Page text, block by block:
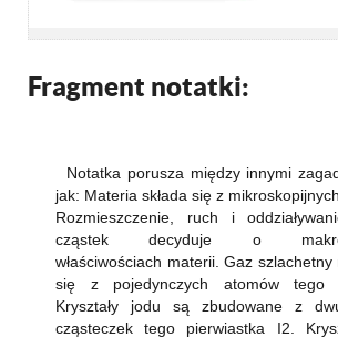
Fragment notatki:
Notatka porusza między innymi
jak: Materia składa się z
Rozmieszczenie, ruch i
cząstek decyduje o
właściwościach materii. Gaz szlachetny
się z pojedynczych atomów tego
Kryształy jodu są zbudowane z
cząsteczek tego pierwiastka I2.